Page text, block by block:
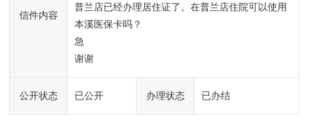
信件内容
普兰店已经办理居住证了。在普兰店住院可以使用
本溪医保卡吗？
急
谢谢
公开状态 已公开 办理状态 已办结